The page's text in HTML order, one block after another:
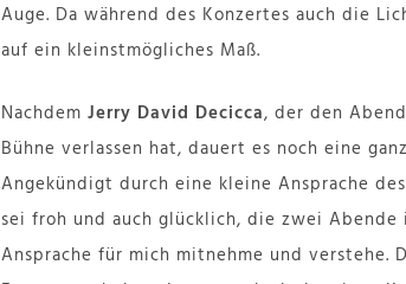
Auge. Da während des Konzertes auch die
auf ein kleinstmögliches Maß.
Nachdem Jerry David Decicca, der den
Bühne verlassen hat, dauert es noch eine
Angekündigt durch eine kleine Ansprache
sei froh und auch glücklich, die zwei Abende
Ansprache für mich mitnehme und verstehe.